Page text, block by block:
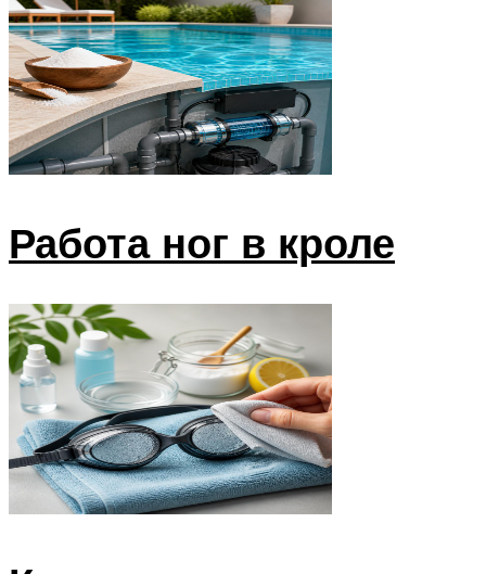
Работа ног в кроле